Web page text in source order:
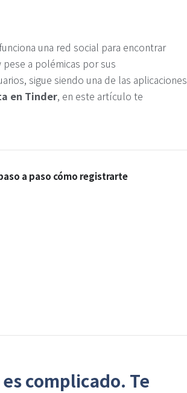
una red social para encontrar
a polémicas por sus
sigue siendo una de las aplicaciones
en Tinder, en este artículo te
a paso cómo registrarte
complicado. Te